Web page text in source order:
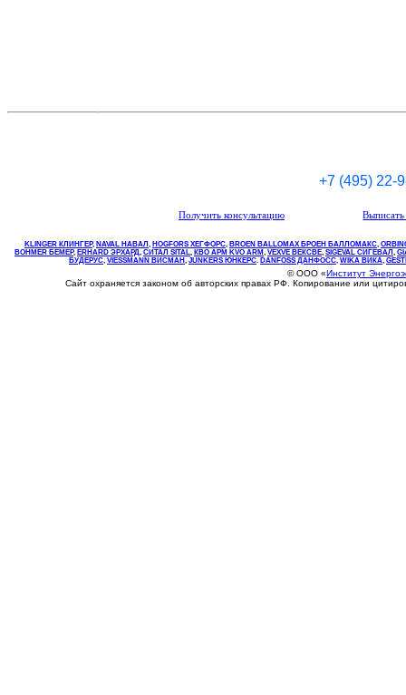
+7 (495) 22-
Получить консультацию
KLINGER КЛИНГЕР, NAVAL НАВАЛ , НOGFORS ХЕГФОРС, BROEN BALLOMAX БРОЕН БАЛЛОМАКС,
BOHMER БЕМЕР, ERHARD ЭРХАРД, СИТАЛ SITAL, КВО АРМ KVO ARM, VEXVE ВЕКСВЕ, SIGEVAL СИГЕВАЛ ,
БУДЕРУС, VIESSMANN ВИСМАН , JUNKERS ЮНКЕРС. DANFOSS ДАНФОСС, WIKA ВИКА,
© ООО «Институт
Сайт охраняется законом об авторских правах РФ. Копирование или